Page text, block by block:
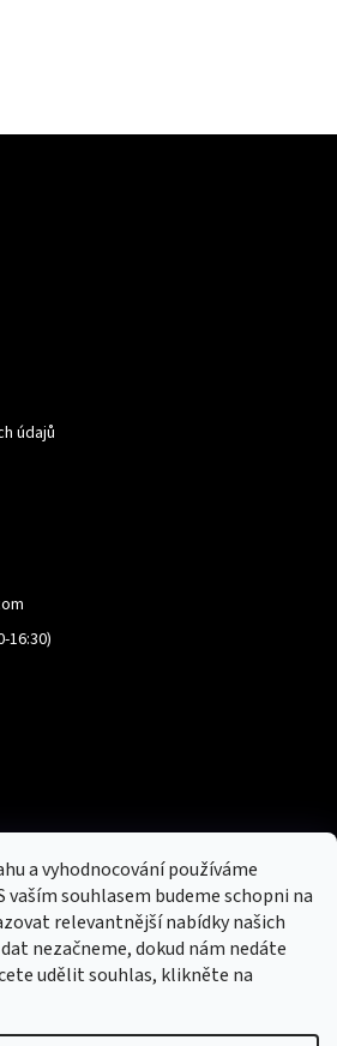
a vyhodnocování používáme
souhlasem budeme schopni na
relevantnější nabídky našich
nezačneme, dokud nám nedáte
udělit souhlas, klikněte na
údajů
16:30)
zavazadly, tašky a peněženky